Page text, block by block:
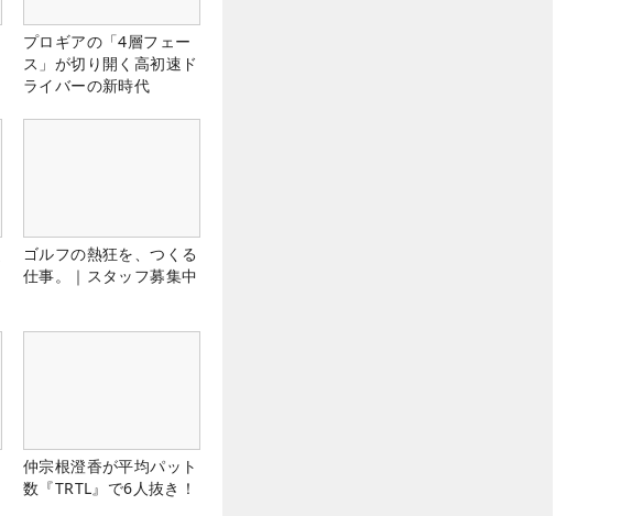
プロギアの「4層フェー
ス」が切り開く高初速ド
ライバーの新時代
ゴルフの熱狂を、つくる
仕事。｜スタッフ募集中
仲宗根澄香が平均パット
数『TRTL』で6人抜き！